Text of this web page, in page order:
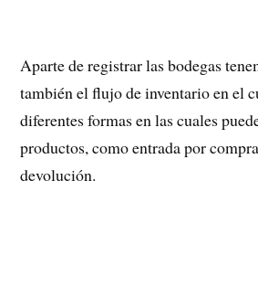
Aparte de registrar las bodegas
también el flujo de inventario en el
diferentes formas en las cuales
productos, como entrada por
devolución.